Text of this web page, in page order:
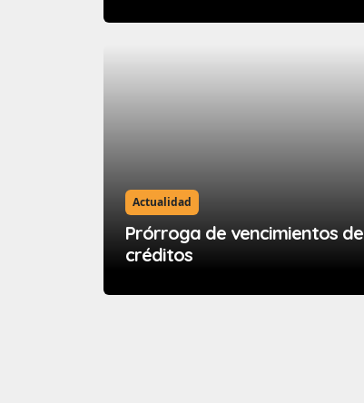
Actualidad
Prórroga de vencimientos de
créditos